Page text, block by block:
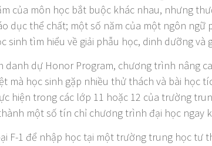
của môn học bắt buộc khác nhau, nhưng
dục thể chất; một số năm của một ngôn
tìm hiểu về giải phẫu học, dinh dưỡng và
dự Honor Program, chương trình nâng
mà học sinh gặp nhiều thử thách và bài học
hiện trong các lớp 11 hoặc 12 của trường
một số tín chỉ chương trình đại học ngay
F-1 để nhập học tại một trường trung học tư